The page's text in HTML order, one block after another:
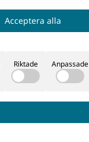
HANDLA
Skapa konto
Acceptera alla
Riktade Anpassade